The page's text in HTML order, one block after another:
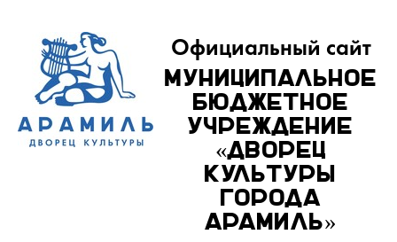
Официальный сайт
Муниципальное
бюджетное
учреждение
«Дворец
культуры
города
Арамиль»